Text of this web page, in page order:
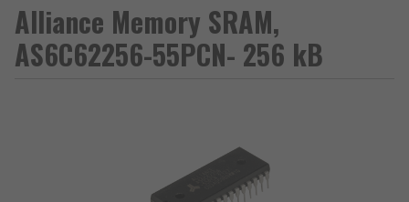
Alliance Memory SRAM,
AS6C62256-55PCN- 256 kB